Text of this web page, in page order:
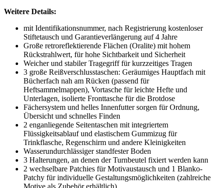
Weitere Details:
mit Identifikationsnummer, nach Registrierung kostenloser
Stiftetausch und Garantieverlängerung auf 4 Jahre
Große retroreflektierende Flächen (Oralite) mit hohem
Rückstrahlwert, für hohe Sichtbarkeit und Sicherheit
Weicher und stabiler Tragegriff für kurzzeitiges Tragen
3 große Reißverschlusstaschen: Geräumiges Hauptfach mit
Bücherfach nah am Rücken (passend für
Heftsammelmappen), Vortasche für leichte Hefte und
Unterlagen, isolierte Fronttasche für die Brotdose
Fächersystem und helles Innenfutter sorgen für Ordnung,
Übersicht und schnelles Finden
2 enganliegende Seitentaschen mit integriertem
Flüssigkeitsablauf und elastischem Gummizug für
Trinkflasche, Regenschirm und andere Kleinigkeiten
Wasserundurchlässiger standfester Boden
3 Halterungen, an denen der Turnbeutel fixiert werden kann
2 wechselbare Patchies für Motivaustausch und 1 Blanko-
Patchy für individuelle Gestaltungsmöglichkeiten (zahlreiche